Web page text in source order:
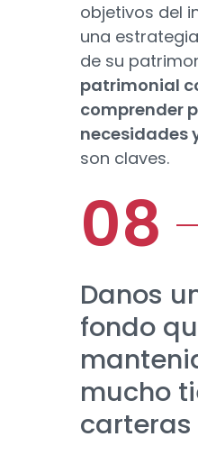
objetivos del
una
de su
patrimonial
comprender
necesidades
son claves.
Danos
fondo
mucho
carteras